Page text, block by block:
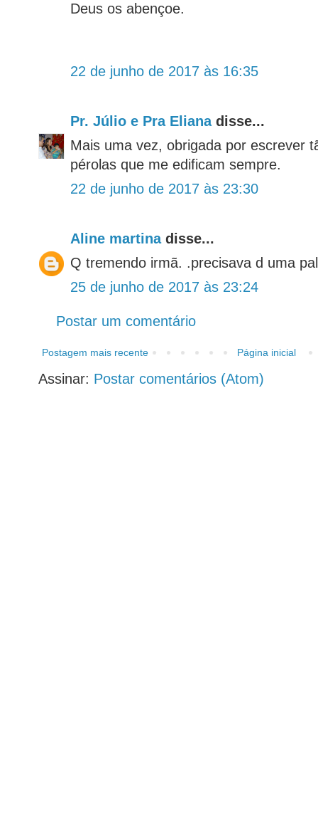
Deus os abençoe.
22 de junho de 2017 às 16:35
Pr. Júlio e Pra Elianadisse...
Mais uma vez, obrigada por escrever
pérolas que me edificam sempre.
22 de junho de 2017 às 23:30
Aline martinadisse...
Q tremendo irmã. .precisava d uma
25 de junho de 2017 às 23:24
Postar um comentário
Postagem mais recente Página inicial
Assinar: Postar comentários (Atom)